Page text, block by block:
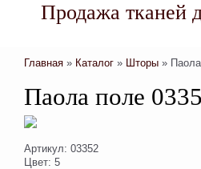
Продажа тканей
Главная » Каталог » Шторы »
Паола поле
Артикул: 03352
Цвет: 5